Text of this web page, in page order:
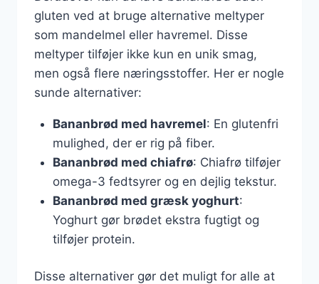
gluten ved at bruge alternative meltyper
som mandelmel eller havremel. Disse
meltyper tilføjer ikke kun en unik smag,
men også flere næringsstoffer. Her er nogle
sunde alternativer:
Bananbrød med havremel: En glutenfri
mulighed, der er rig på fiber.
Bananbrød med chiafrø: Chiafrø tilføjer
omega-3 fedtsyrer og en dejlig tekstur.
Bananbrød med græsk yoghurt:
Yoghurt gør brødet ekstra fugtigt og
tilføjer protein.
Disse alternativer gør det muligt for alle at